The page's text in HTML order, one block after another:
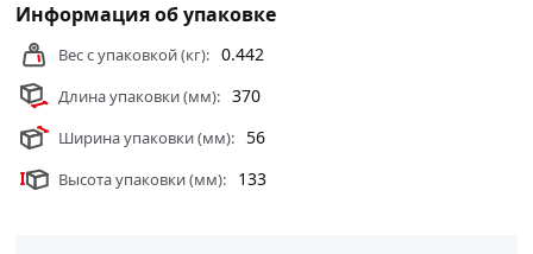
Москве и области.
Информация об упаковке
Вес с упаковкой (кг): 0.442
Длина упаковки (мм): 370
Ширина упаковки (мм): 56
Высота упаковки (мм): 133